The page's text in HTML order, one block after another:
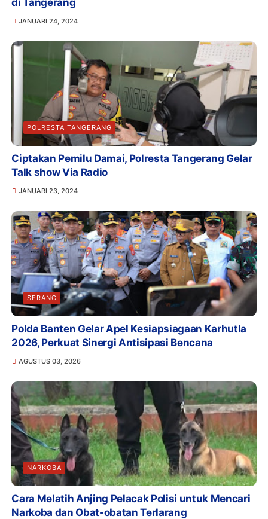
di Tangerang
JANUARI 24, 2024
POLRESTA TANGERANG
Ciptakan Pemilu Damai, Polresta Tangerang Gelar
Talk show Via Radio
JANUARI 23, 2024
SERANG
Polda Banten Gelar Apel Kesiapsiagaan Karhutla
2026, Perkuat Sinergi Antisipasi Bencana
AGUSTUS 03, 2026
NARKOBA
Cara Melatih Anjing Pelacak Polisi untuk Mencari
Narkoba dan Obat-obatan Terlarang